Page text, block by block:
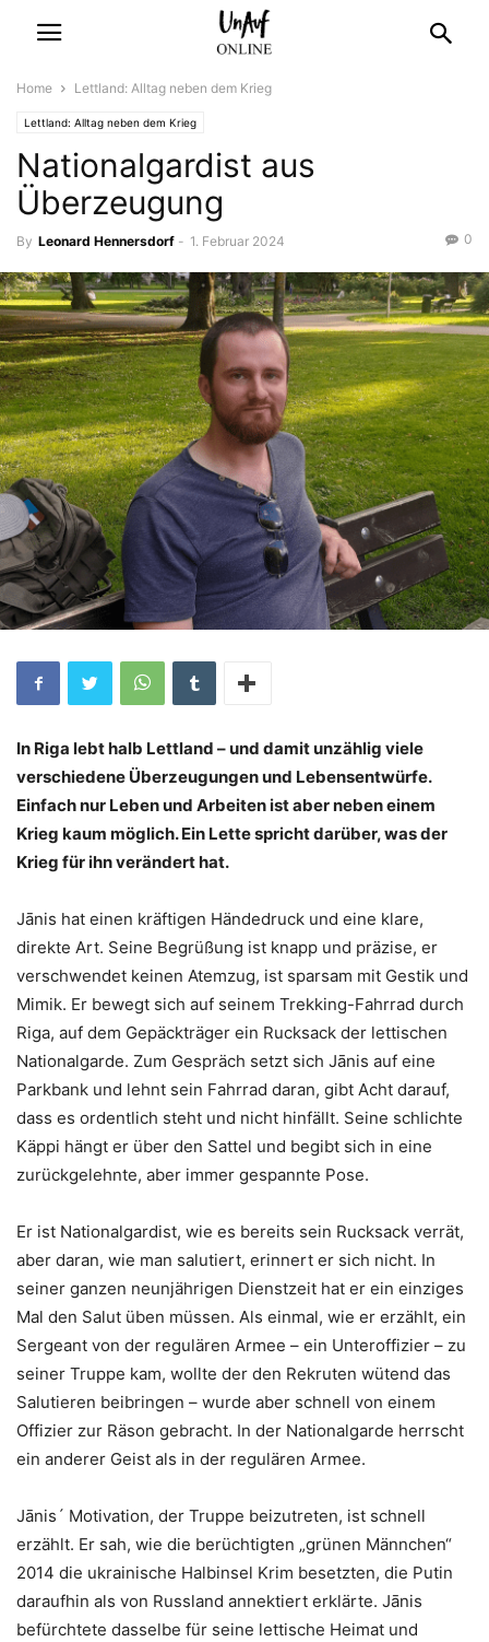
Home Lettland: Alltag neben dem Krieg
Lettland: Alltag neben dem Krieg
Nationalgardist aus
Überzeugung
By Leonard Hennersdorf - 1. Februar 2024 0
In Riga lebt halb Lettland –und damit unzählig viele
verschiedene Überzeugungen und Lebensentwürfe.
Einfach nur Leben und Arbeiten ist aber neben einem
Krieg kaum möglich. Ein Lette spricht darüber, was der
Krieg für ihn verändert hat.
Jānis hat einen kräftigen Händedruck und eine klare,
direkte Art. Seine Begrüßung ist knapp und präzise, er
verschwendet keinen Atemzug, ist sparsam mit Gestik und
Mimik. Er bewegt sich auf seinem Trekking-Fahrrad durch
Riga, auf dem Gepäckträger ein Rucksack der lettischen
Nationalgarde. Zum Gespräch setzt sich Jānis auf eine
Parkbank und lehnt sein Fahrrad daran, gibt Acht darauf,
dass es ordentlich steht und nicht hinfällt. Seine schlichte
Käppi hängt er über den Sattel und begibt sich in eine
zurückgelehnte, aber immer gespannte Pose.
Er ist Nationalgardist, wie es bereits sein Rucksack verrät,
aber daran, wie man salutiert, erinnert er sich nicht. In
seiner ganzen neunjährigen Dienstzeit hat er ein einziges
Mal den Salut üben müssen. Als einmal, wie er erzählt, ein
Sergeant von der regulären Armee – ein Unteroffizier – zu
seiner Truppe kam, wollte der den Rekruten wütend das
Salutieren beibringen – wurde aber schnell von einem
Offizier zur Räson gebracht. In der Nationalgarde herrscht
ein anderer Geist als in der regulären Armee.
Jānis´ Motivation, der Truppe beizutreten, ist schnell
erzählt. Er sah, wie die berüchtigten „grünen Männchen“
2014 die ukrainische Halbinsel Krim besetzten, die Putin
daraufhin als von Russland annektiert erklärte. Jānis
befürchtete dasselbe für seine lettische Heimat und